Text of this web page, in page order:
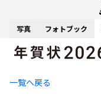
写真 フォトブック
一覧へ戻る